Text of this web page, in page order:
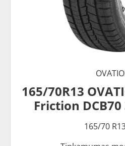
165/70R13
Friction DCB70
165/70